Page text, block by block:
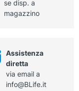
se disp. a
magazzino
Assistenza
diretta
via email a
info@BLife.it